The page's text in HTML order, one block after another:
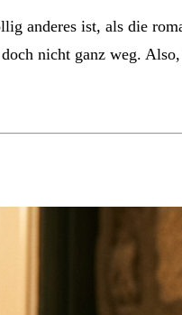
anderes ist, als die
nicht ganz weg.